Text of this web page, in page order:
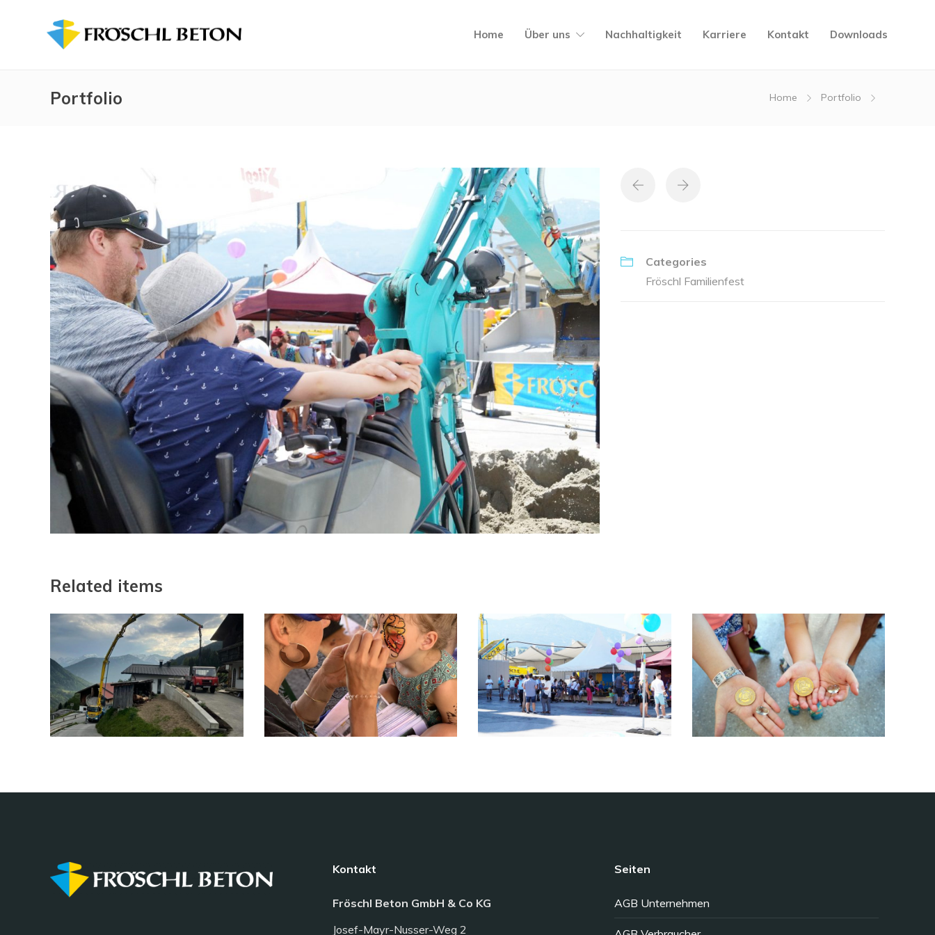
Home Über uns Nachhaltigkeit Karriere Kontakt Downloads
Portfolio Home Portfolio
Categories
Fröschl Familienfest
Related items
Kontakt
Fröschl Beton GmbH & Co KG
Josef-Mayr-Nusser-Weg 2
Seiten
AGB Unternehmen